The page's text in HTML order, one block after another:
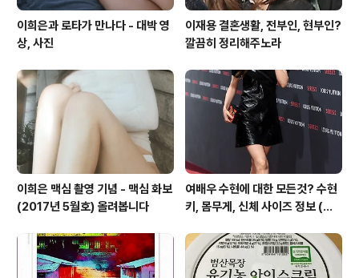
이희은과 로타가 만나다 - 대박 영
상, 사진
이재용 결혼생활, 전부인, 현부인?
깔끔히 정리해주노라
이희은 맥심 촬영 기념 - 맥심 화보
(2017년 5월호) 올려봅니다
여배우 수현에 대한 모든것? 수현
키, 몸무게, 신체 사이즈 정보 (요